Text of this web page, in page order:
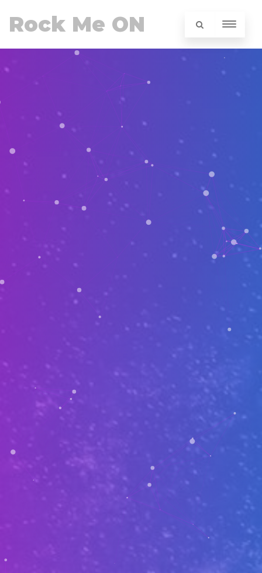
Rock Me ON